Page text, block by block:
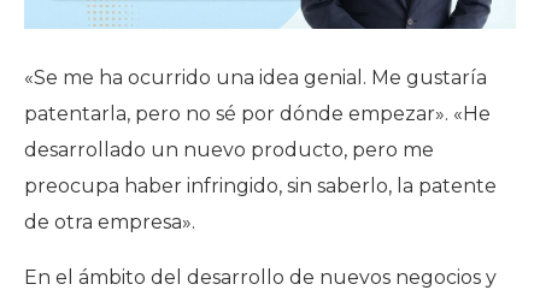
«Se me ha ocurrido una idea genial. Me gustaría
patentarla, pero no sé por dónde empezar». «He
desarrollado un nuevo producto, pero me
preocupa haber infringido, sin saberlo, la patente
de otra empresa».
En el ámbito del desarrollo de nuevos negocios y